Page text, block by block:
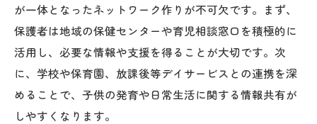
が一体となったネットワーク作りが不可欠です。まず、
保護者は地域の保健センターや育児相談窓口を積極的に
活用し、必要な情報や支援を得ることが大切です。次
に、学校や保育園、放課後等デイサービスとの連携を深
めることで、子供の発育や日常生活に関する情報共有が
しやすくなります。